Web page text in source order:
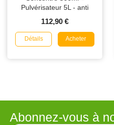
Pulvérisateur 5L - anti
Punaises de Lit/Puces
112,90 €
Détails Acheter
Abonnez-vous à